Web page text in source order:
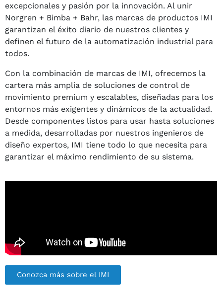
excepcionales y pasión por la innovación. Al unir
Norgren + Bimba + Bahr, las marcas de productos IMI
garantizan el éxito diario de nuestros clientes y
definen el futuro de la automatización industrial para
todos.
Con la combinación de marcas de IMI, ofrecemos la
cartera más amplia de soluciones de control de
movimiento premium y escalables, diseñadas para los
entornos más exigentes y dinámicos de la actualidad.
Desde componentes listos para usar hasta soluciones
a medida, desarrolladas por nuestros ingenieros de
diseño expertos, IMI tiene todo lo que necesita para
garantizar el máximo rendimiento de su sistema.
Conozca más sobre el IMI